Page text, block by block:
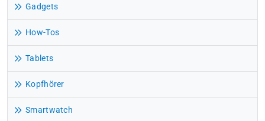
Gadgets
How-Tos
Tablets
Kopfhörer
Smartwatch